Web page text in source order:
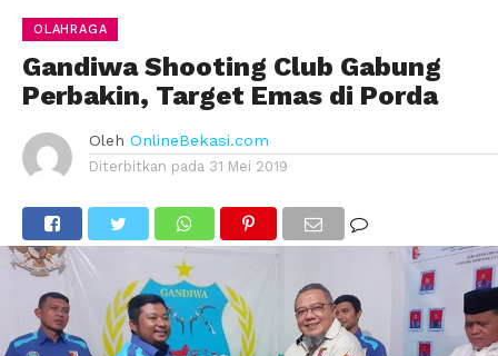
OLAHRAGA
Gandiwa Shooting Club Gabung
Perbakin, Target Emas di Porda
Oleh OnlineBekasi.com
Diterbitkan pada 31 Mei 2019